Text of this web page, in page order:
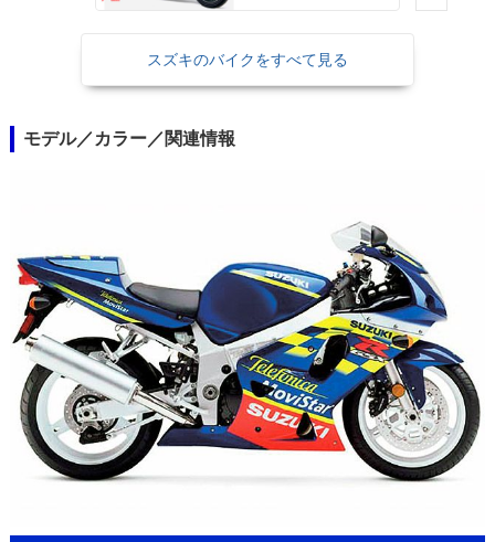
スズキのバイクをすべて見る
モデル／カラー／関連情報